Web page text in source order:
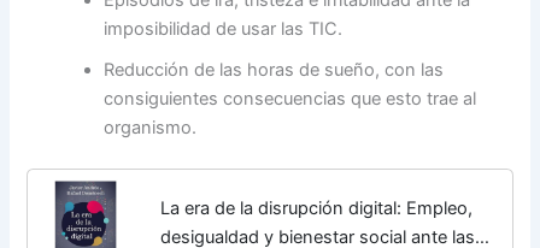
imposibilidad de usar las TIC.
Reducción de las horas de sueño, con las
consiguientes consecuencias que esto trae al
organismo.
La era de la disrupción digital: Empleo,
desigualdad y bienestar social ante las